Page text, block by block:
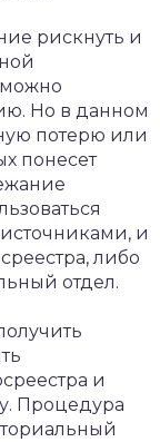
рискнуть и
Но в данном
потерю или
понесет
и
либо
отдел.
и
Процедура